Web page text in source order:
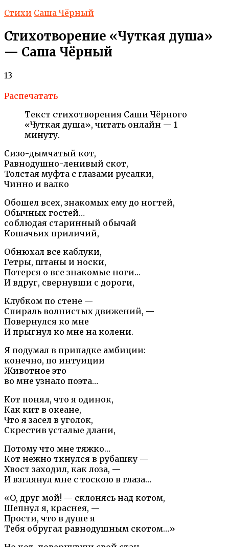
Стихи Саша Чёрный
Стихотворение «Чуткая душа»
— Саша Чёрный
13
Распечатать
Текст стихотворения Саши Чёрного
«Чуткая душа», читать онлайн — 1
минуту.
Сизо-дымчатый кот,
Равнодушно-ленивый скот,
Толстая муфта с глазами русалки,
Чинно и валко
Обошел всех, знакомых ему до ногтей,
Обычных гостей…
соблюдая старинный обычай
Кошачьих приличий,
Обнюхал все каблуки,
Гетры, штаны и носки,
Потерся о все знакомые ноги…
И вдруг, свернувши с дороги,
Клубком по стене —
Спираль волнистых движений, —
Повернулся ко мне
И прыгнул ко мне на колени.
Я подумал в припадке амбиции:
конечно, по интуиции
Животное это
во мне узнало поэта…
Кот понял, что я одинок,
Как кит в океане,
Что я засел в уголок,
Скрестив усталые длани,
Потому что мне тяжко…
Кот нежно ткнулся в рубашку —
Хвост заходил, как лоза, —
И взглянул мне с тоскою в глаза…
«О, друг мой! — склонясь над котом,
Шепнул я, краснея, —
Прости, что в душе я
Тебя обругал равнодушным скотом…»